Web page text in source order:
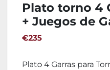
Plato torno 4
+ Juegos de
€235
Plato 4 Garras para